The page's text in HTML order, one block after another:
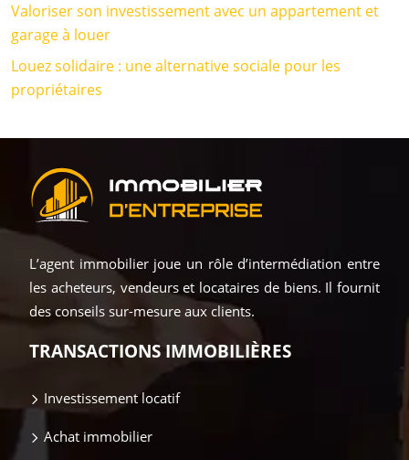
Valoriser son investissement avec un appartement et
garage à louer
Louez solidaire : une alternative sociale pour les
propriétaires
L’agent immobilier joue un rôle d’intermédiation entre
les acheteurs, vendeurs et locataires de biens. Il fournit
des conseils sur-mesure aux clients.
TRANSACTIONS IMMOBILIÈRES
Investissement locatif
Achat immobilier